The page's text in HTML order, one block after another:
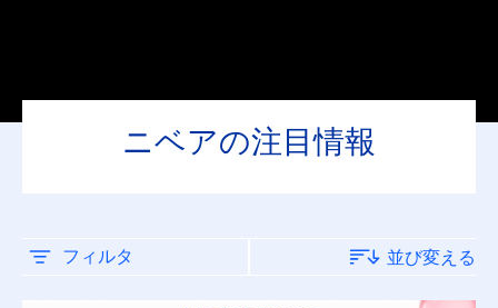
ニベアの注目情報
フィルタ 並び変える
乾燥肌
超乾燥肌